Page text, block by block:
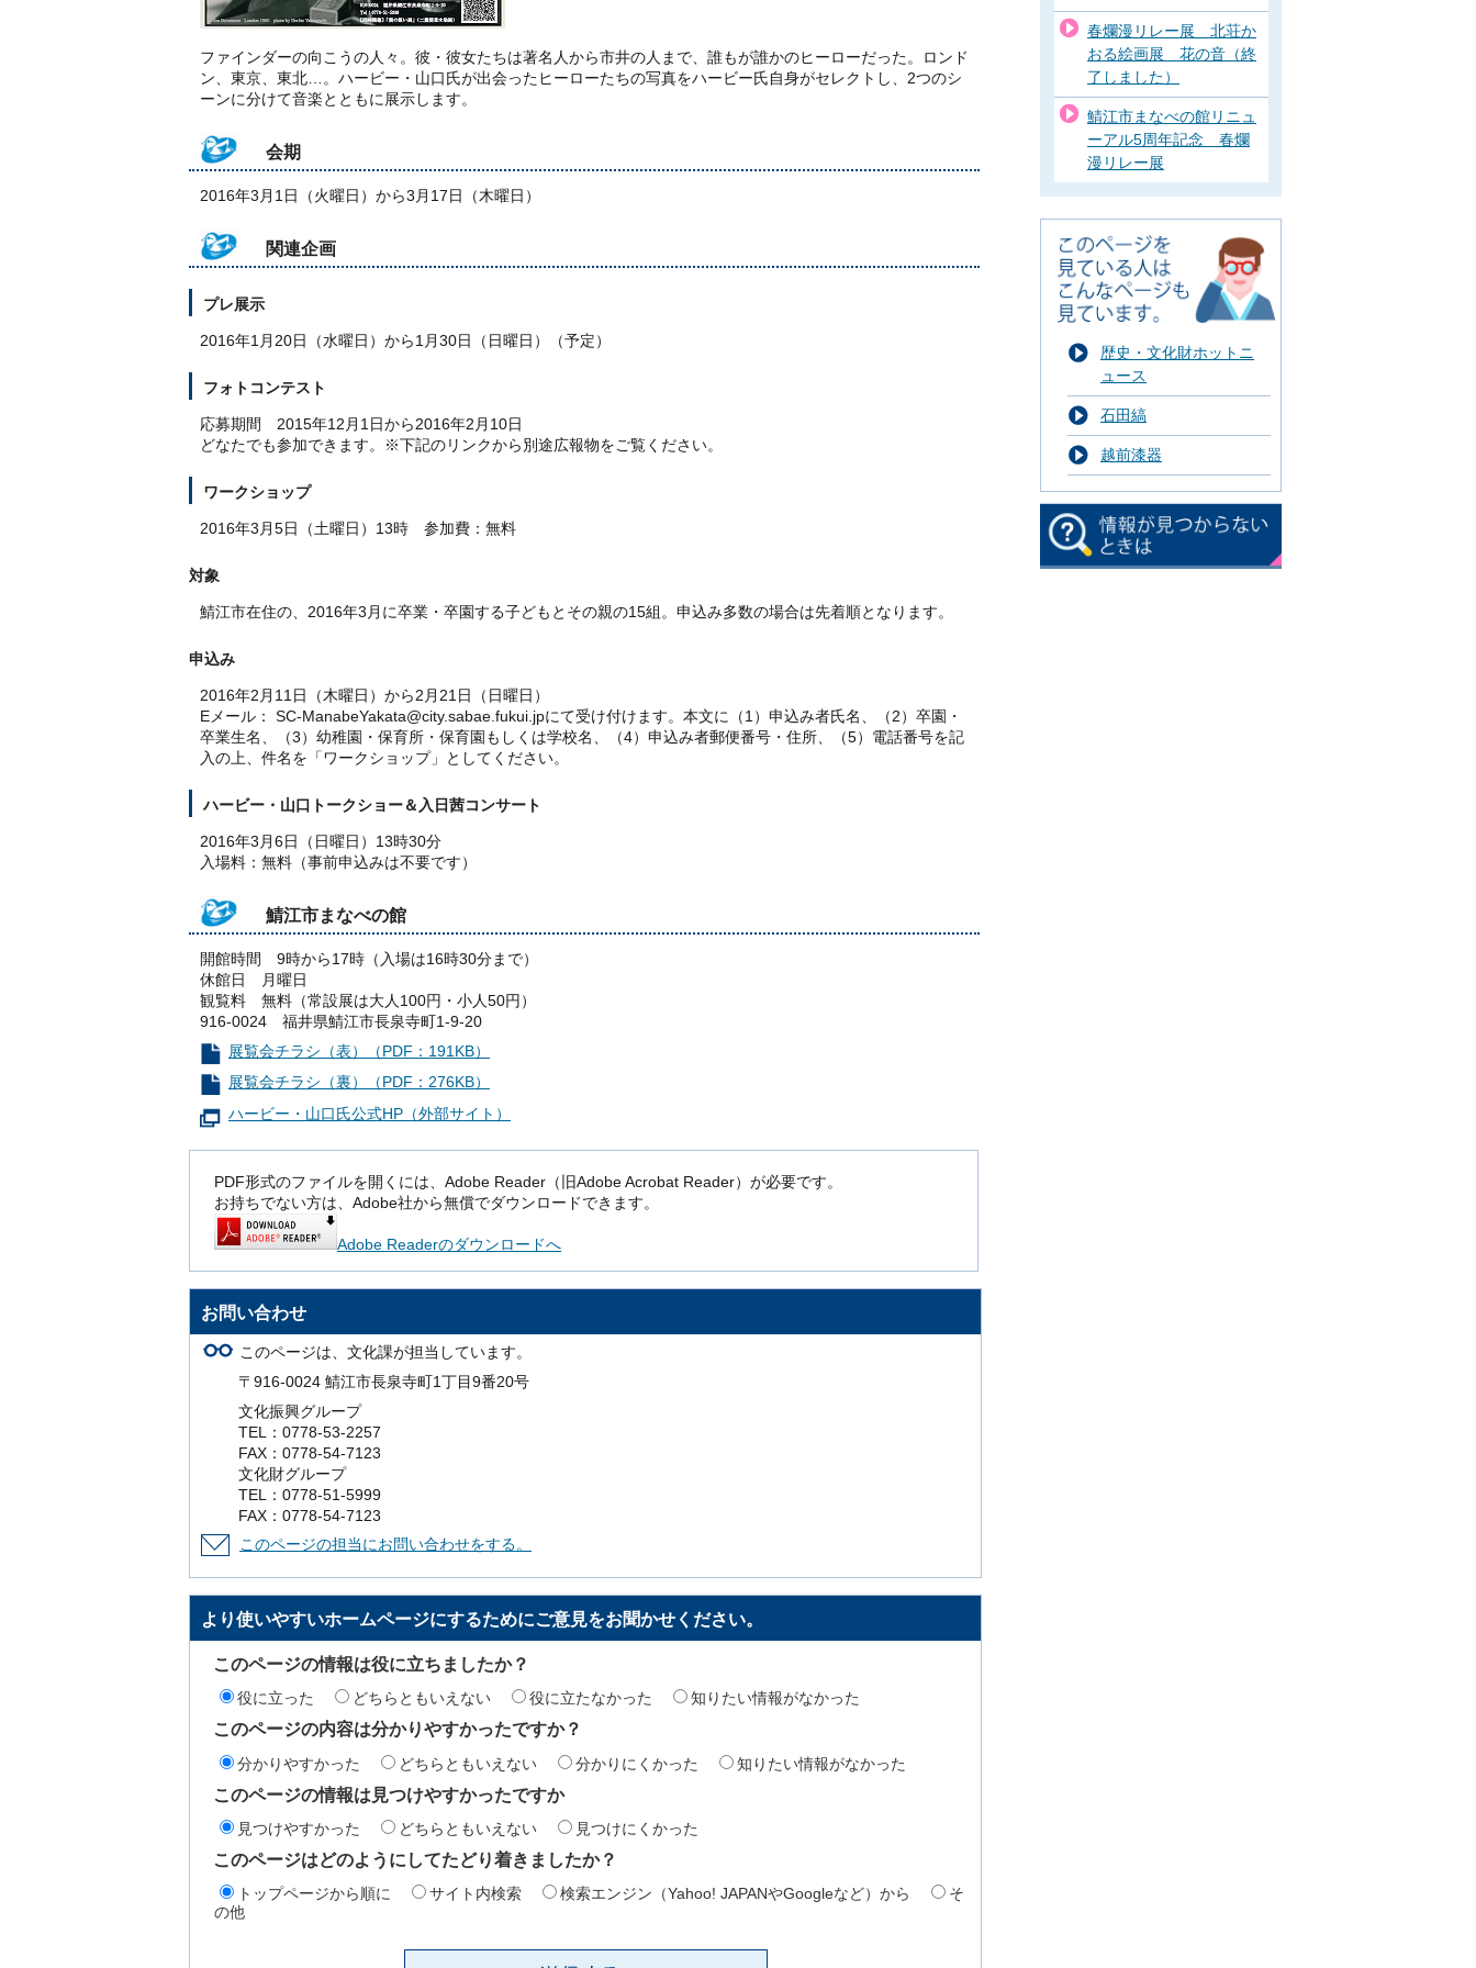
ファインダーの向こうの人々。彼・彼女たちは著名人から市井の人まで、誰もが誰かのヒーローだった。ロンド
ン、東京、東北…。ハービー・山口氏が出会ったヒーローたちの写真をハービー氏自身がセレクトし、2つのシ
ーンに分けて音楽とともに展示します。
会期
2016年3月1日（火曜日）から3月17日（木曜日）
関連企画
プレ展示
2016年1月20日（水曜日）から1月30日（日曜日）（予定）
フォトコンテスト
応募期間 2015年12月1日から2016年2月10日
どなたでも参加できます。※下記のリンクから別途広報物をご覧ください。
ワークショップ
2016年3月5日（土曜日）13時 参加費：無料
対象
鯖江市在住の、2016年3月に卒業・卒園する子どもとその親の15組。申込み多数の場合は先着順となります。
申込み
2016年2月11日（木曜日）から2月21日（日曜日）
Eメール： SC-ManabeYakata@city.sabae.fukui.jpにて受け付けます。本文に（1）申込み者氏名、（2）卒園・
卒業生名、（3）幼稚園・保育所・保育園もしくは学校名、（4）申込み者郵便番号・住所、（5）電話番号を記
入の上、件名を「ワークショップ」としてください。
ハービー・山口トークショー＆入日茜コンサート
2016年3月6日（日曜日）13時30分
入場料：無料（事前申込みは不要です）
鯖江市まなべの館
開館時間 9時から17時（入場は16時30分まで）
休館日 月曜日
観覧料 無料（常設展は大人100円・小人50円）
916-0024 福井県鯖江市長泉寺町1-9-20
展覧会チラシ（表）（PDF：191KB）
展覧会チラシ（裏）（PDF：276KB）
ハービー・山口氏公式HP（外部サイト）
PDF形式のファイルを開くには、Adobe Reader（旧Adobe Acrobat Reader）が必要です。
お持ちでない方は、Adobe社から無償でダウンロードできます。
Adobe Readerのダウンロードへ
お問い合わせ
このページは、文化課が担当しています。
〒916-0024 鯖江市長泉寺町1丁目9番20号
文化振興グループ
TEL：0778-53-2257
FAX：0778-54-7123
文化財グループ
TEL：0778-51-5999
FAX：0778-54-7123
このページの担当にお問い合わせをする。
より使いやすいホームページにするためにご意見をお聞かせください。
このページの情報は役に立ちましたか？
役に立った どちらともいえない 役に立たなかった 知りたい情報がなかった
このページの内容は分かりやすかったですか？
分かりやすかった どちらともいえない 分かりにくかった 知りたい情報がなかった
このページの情報は見つけやすかったですか
見つけやすかった どちらともいえない 見つけにくかった
このページはどのようにしてたどり着きましたか？
トップページから順に サイト内検索 検索エンジン（Yahoo! JAPANやGoogleなど）から
そ
の他
春爛漫リレー展 北荘か
おる絵画展 花の音（終
了しました）
鯖江市まなべの館リニュ
ーアル5周年記念 春爛
漫リレー展
歴史・文化財ホットニ
ュース
石田縞
越前漆器